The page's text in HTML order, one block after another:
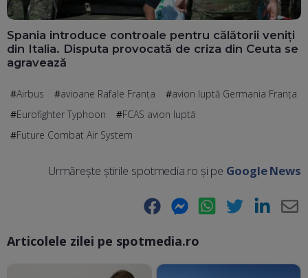
Spania introduce controale pentru călătorii veniți
din Italia. Disputa provocată de criza din Ceuta se
agravează
Airbus avioane Rafale Franța
avion luptă Germania Franţa
Eurofighter Typhoon
FCAS avion luptă
Future Combat Air System
Urmărește știrile spotmedia.ro și pe Google News
Facebook Messenger WhatsApp Twitter LinkedIn
Articolele zilei pe spotmedia.ro